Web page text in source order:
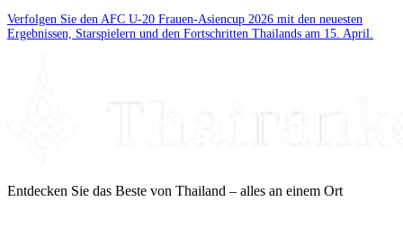
Verfolgen Sie den AFC U-20 Frauen-Asiencup 2026 mit den neuesten
Ergebnissen, Starspielern und den Fortschritten Thailands am 15. April.
Entdecken Sie das Beste von Thailand – alles an einem Ort